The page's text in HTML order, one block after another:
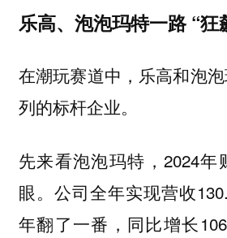
乐高、泡泡玛特一路 “狂
在潮玩赛道中，乐高和泡
列的标杆企业。
先来看泡泡玛特，2024年
眼。公司全年实现营收
年翻了一番，同比增长